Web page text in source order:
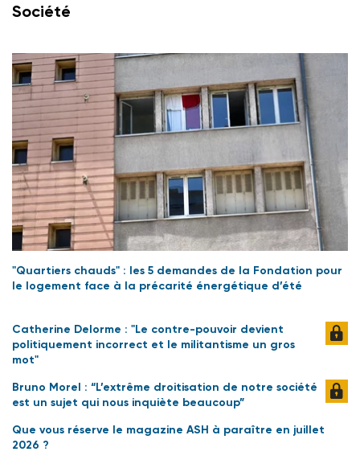
Société
"Quartiers chauds" : les 5 demandes de la Fondation pour
le logement face à la précarité énergétique d’été
Catherine Delorme : "Le contre-pouvoir devient
politiquement incorrect et le militantisme un gros
mot"
Bruno Morel : “L’extrême droitisation de notre société
est un sujet qui nous inquiète beaucoup”
Que vous réserve le magazine ASH à paraître en juillet
2026 ?